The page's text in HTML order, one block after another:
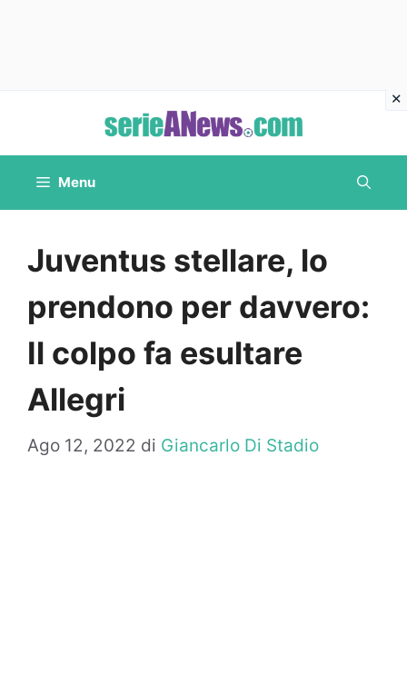
contenuto
Menu
Juventus stellare, lo
prendono per davvero:
Il colpo fa esultare
Allegri
Ago 12, 2022 di Giancarlo Di Stadio